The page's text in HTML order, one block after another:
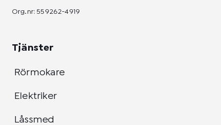
Org.nr: 559262-4919
Tjänster
Rörmokare
Elektriker
Låssmed